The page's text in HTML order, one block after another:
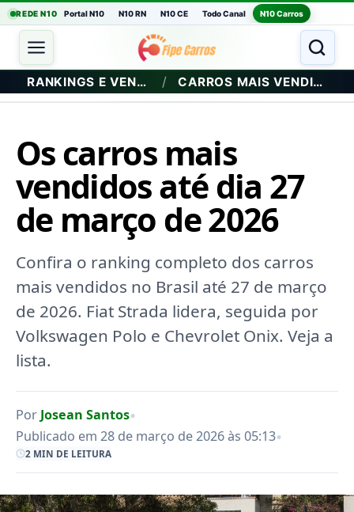
REDE N10 Portal N10 N10 RN N10 CE Todo Canal N10 Carros
RANKINGS E VENDAS / CARROS MAIS VENDIDOS
Os carros mais
vendidos até dia 27
de março de 2026
Confira o ranking completo dos carros
mais vendidos no Brasil até 27 de março
de 2026. Fiat Strada lidera, seguida por
Volkswagen Polo e Chevrolet Onix. Veja a
lista.
Por Josean Santos•
Publicado em 28 de março de 2026 às 05:13•
2 MIN DE LEITURA